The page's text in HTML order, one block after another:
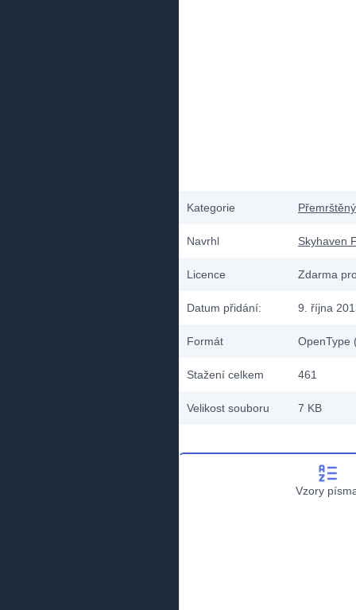
Kategorie Přemrštěný
Navrhl Skyhaven
Licence Zdarma
Datum přidání: 9. října
Formát OpenType
Stažení celkem 461
Velikost souboru 7 KB
Vzory